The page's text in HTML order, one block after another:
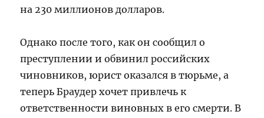
на 230 миллионов долларов.
Однако после того, как он сообщил о
преступлении и обвинил российских
чиновников, юрист оказался в тюрьме, а
теперь Браудер хочет привлечь к
ответственности виновных в его смерти. В